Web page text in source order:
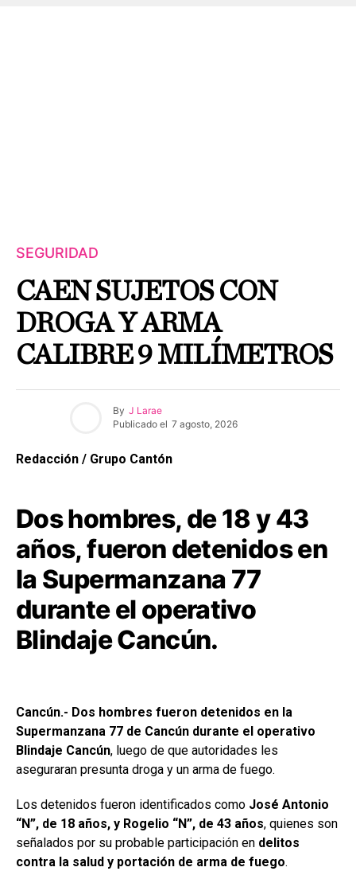
SEGURIDAD
CAEN SUJETOS CON
DROGA Y ARMA
CALIBRE 9 MILÍMETROS
By J Larae
Publicado el 7 agosto, 2026
Redacción / Grupo Cantón
Dos hombres, de 18 y 43
años, fueron detenidos en
la Supermanzana 77
durante el operativo
Blindaje Cancún.
Cancún.- Dos hombres fueron detenidos en la
Supermanzana 77 de Cancún durante el operativo
Blindaje Cancún, luego de que autoridades les
aseguraran presunta droga y un arma de fuego.
Los detenidos fueron identificados como José Antonio
“N”, de 18 años, y Rogelio “N”, de 43 años, quienes son
señalados por su probable participación en delitos
contra la salud y portación de arma de fuego.